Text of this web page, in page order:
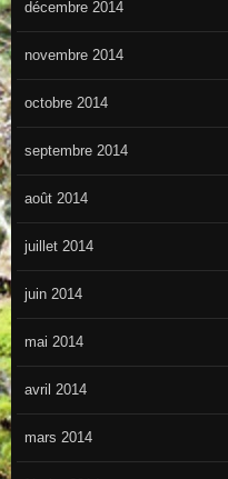
décembre 2014
novembre 2014
octobre 2014
septembre 2014
août 2014
juillet 2014
juin 2014
mai 2014
avril 2014
mars 2014